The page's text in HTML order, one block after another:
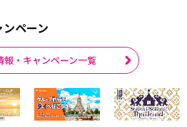
ペーン
報・キャンペーン一覧